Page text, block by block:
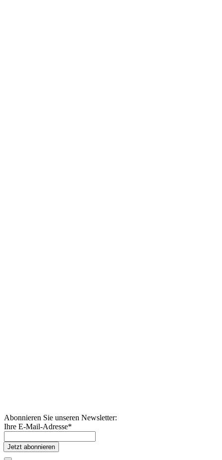
Abonnieren Sie unseren Newsletter:
Ihre E-Mail-Adresse*
Jetzt abonnieren